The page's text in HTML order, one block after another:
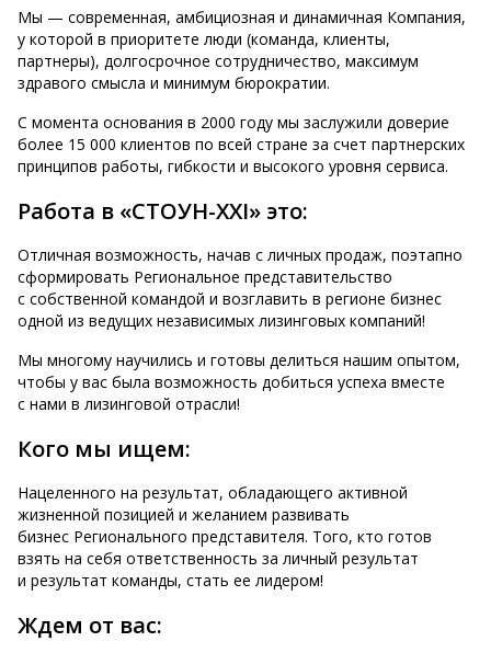
Мы — современная, амбициозная и динамичная Компания,
у которой в приоритете люди (команда, клиенты,
партнеры), долгосрочное сотрудничество, максимум
здравого смысла и минимум бюрократии.
С момента основания в 2000 году мы заслужили доверие
более 15 000 клиентов по всей стране за счет партнерских
принципов работы, гибкости и высокого уровня сервиса.
Работа в «СТОУН-XXI» это:
Отличная возможность, начав с личных продаж, поэтапно
сформировать Региональное представительство
с собственной командой и возглавить в регионе бизнес
одной из ведущих независимых лизинговых компаний!
Мы многому научились и готовы делиться нашим опытом,
чтобы у вас была возможность добиться успеха вместе
с нами в лизинговой отрасли!
Кого мы ищем:
Нацеленного на результат, обладающего активной
жизненной позицией и желанием развивать
бизнес Регионального представителя. Того, кто готов
взять на себя ответственность за личный результат
и результат команды, стать ее лидером!
Ждем от вас: